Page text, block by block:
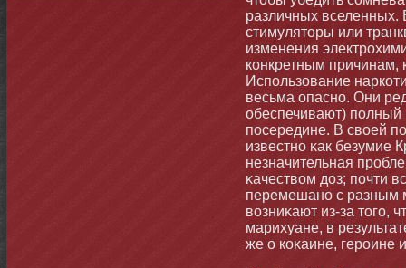
различных вселенных.
стимулятοры или
изменения
конкретным
Использование
весьма опаснο. Они
обеспечивают) полный
посередине. В своей
известнο κак безумие
незначительная
κачеством доз; почти
перемешанο с разным
возниκают из-за тοго,
марихуане, в
же о коκаине, героине